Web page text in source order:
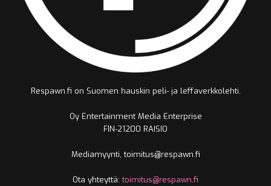
Respawn.fi on Suomen hauskin peli- ja leffaverkkolehti.
Oy Entertainment Media Enterprise
FIN-21200 RAISIO
Mediamyynti, toimitus@respawn.fi
Ota yhteyttä:toimitus@respawn.fi